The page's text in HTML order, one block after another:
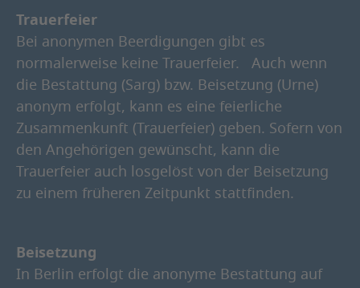
Trauerfeier
Bei anonymen Beerdigungen gibt es
normalerweise keine Trauerfeier. Auch wenn
die Bestattung (Sarg) bzw. Beisetzung (Urne)
anonym erfolgt, kann es eine feierliche
Zusammenkunft (Trauerfeier) geben. Sofern von
den Angehörigen gewünscht, kann die
Trauerfeier auch losgelöst von der Beisetzung
zu einem früheren Zeitpunkt stattfinden.
Beisetzung
In Berlin erfolgt die anonyme Bestattung auf